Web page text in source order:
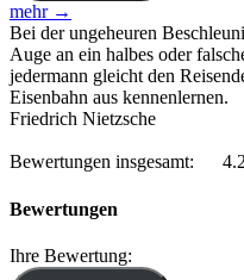
mehr →
Bei der ungeheuren
Auge an ein halbes oder
jedermann gleicht den
Eisenbahn aus kennenlernen.
Friedrich Nietzsche
Bewertungen insgesamt:
Bewertungen
Ihre Bewertung: